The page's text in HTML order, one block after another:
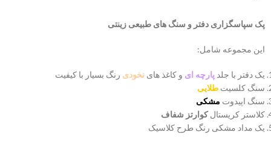
پک سپاسگزاری دفتر و سنگ های طبیعی زینتی
این مجموعه شامل:
یک دفتر با جلد پارچه ای و کاغذ های نخودی رنگ بسیار با کیفیت
سنگ کلسیت طلایی
سنگ اپیدوت مشکی
کلاستر کریستالکوارتز شفاف
یک مداد مشکی رنگ طرح کلاسیک